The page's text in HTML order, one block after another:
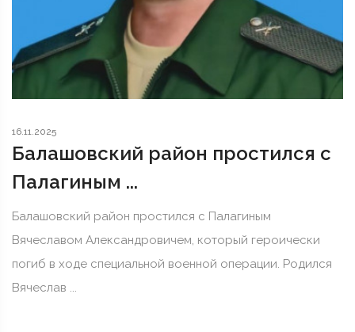
16.11.2025
Балашовский район простился с
Палагиным ...
Балашовский район простился с Палагиным
Вячеславом Александровичем, который героически
погиб в ходе специальной военной операции. Родился
Вячеслав ...